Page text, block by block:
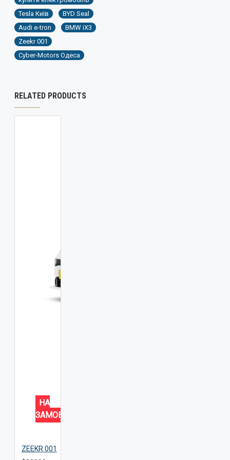
Tesla Київ
BYD Seal
Audi e-tron
BMW iX3
Zeekr 001
Cyber-Motors Одеса
RELATED PRODUCTS
НА
ЗАМОВЛЕННЯ
ZEEKR 001